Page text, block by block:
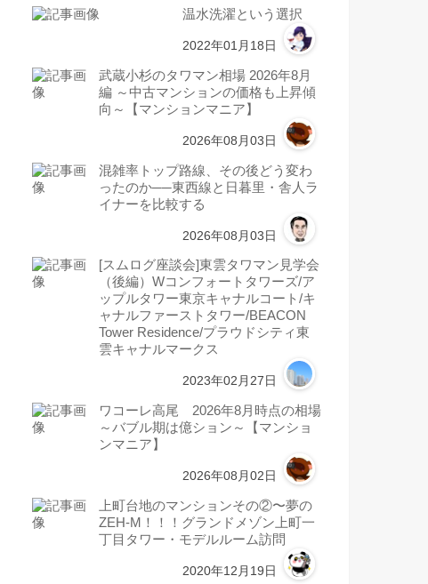
温水洗濯という選択
2022年01月18日
武蔵小杉のタワマン相場 2026年8月
編 ～中古マンションの価格も上昇傾
向～【マンションマニア】
2026年08月03日
混雑率トップ路線、その後どう変わ
ったのか──東西線と日暮里・舎人ラ
イナーを比較する
2026年08月03日
[スムログ座談会]東雲タワマン見学会
（後編）Wコンフォートタワーズ/ア
ップルタワー東京キャナルコート/キ
ャナルファーストタワー/BEACON
Tower Residence/プラウドシティ東
雲キャナルマークス
2023年02月27日
ワコーレ高尾 2026年8月時点の相場
～バブル期は億ション～【マンショ
ンマニア】
2026年08月02日
上町台地のマンションその②〜夢の
ZEH-M！！！グランドメゾン上町一
丁目タワー・モデルルーム訪問
2020年12月19日